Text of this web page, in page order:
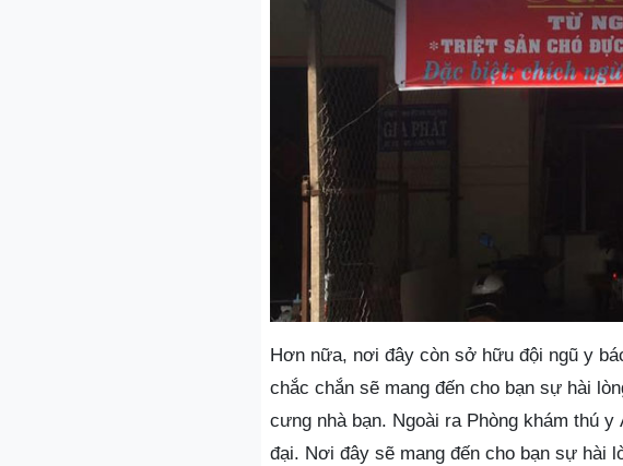
Hơn nữa, nơi đây còn sở hữu đội ngũ y
chắc chắn sẽ mang đến cho bạn sự hài
cưng nhà bạn. Ngoài ra Phòng khám thú
đại. Nơi đây sẽ mang đến cho bạn sự hài